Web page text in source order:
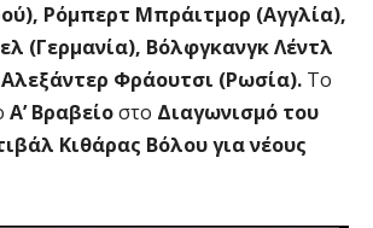
Ρόμπερτ Μπράιτμορ (Αγγλία),
(Γερμανία), Βόλφγκανγκ Λέντλ
Αλεξάντερ Φράουτσι (Ρωσία). Το
Α’ Βραβείοστο Διαγωνισμό του
Κιθάρας Βόλου για νέους